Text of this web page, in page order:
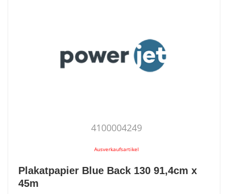
4100004249
Ausverkaufsartikel
Plakatpapier Blue Back 130 91,4cm x
45m